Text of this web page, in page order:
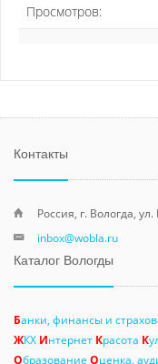
Просмотров:
Контакты
Россия, г. Вологда,
inbox@wobla.ru
Каталог Вологды
Банки, финансы и
ЖКХ Интернет Красота К
Образование Оценка,